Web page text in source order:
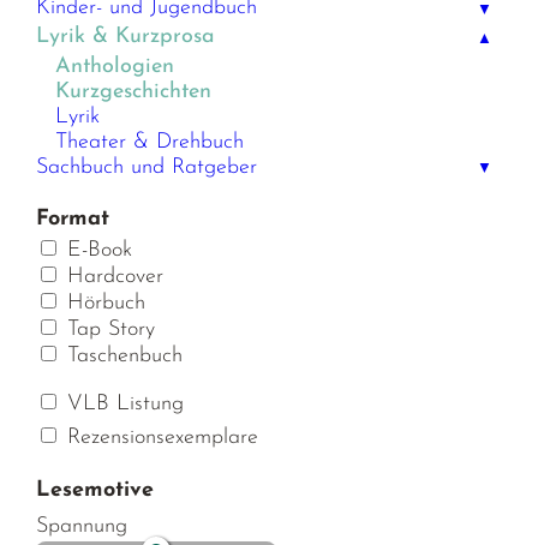
Kinder- und Jugendbuch ▼
Lyrik & Kurzprosa ▲
Anthologien
Kurzgeschichten
Lyrik
Theater & Drehbuch
Sachbuch und Ratgeber
▼
Format
E-Book
Hardcover
Hörbuch
Tap Story
Taschenbuch
VLB Listung
Rezensionsexemplare
Lesemotive
Spannung